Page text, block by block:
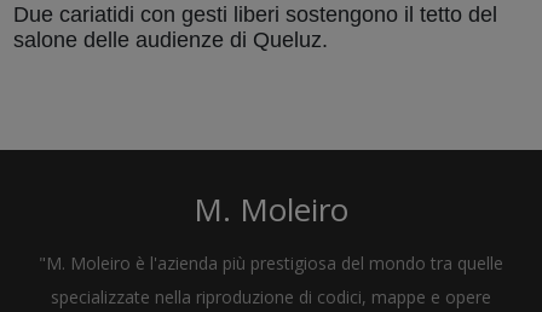
Due cariatidi con gesti liberi sostengono il tetto del
salone delle audienze di Queluz.
M. Moleiro
"M. Moleiro è l'azienda più prestigiosa del mondo tra quelle
specializzate nella riproduzione di codici, mappe e opere